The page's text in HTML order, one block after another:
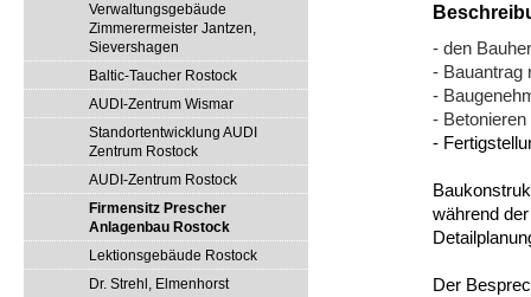
- den
- Bauantrag
-
-
-
während
Der
Verwaltungsgebäude
Zimmerermeister Jantzen,
Sievershagen
Baltic-Taucher Rostock
AUDI-Zentrum Wismar
Standortentwicklung AUDI
Zentrum Rostock
AUDI-Zentrum Rostock
Firmensitz Prescher
Anlagenbau Rostock
Lektionsgebäude Rostock
Dr. Strehl, Elmenhorst